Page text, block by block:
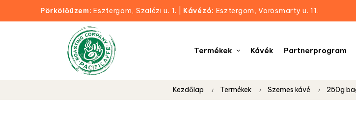
Pörkölőüzem: Esztergom, Szalézi u. 1. Kávézó: Esztergom, Vörösmarty u. 11.
Termékek Kávék Partnerprogram
Kezdőlap Termékek Szemes kávé 250g